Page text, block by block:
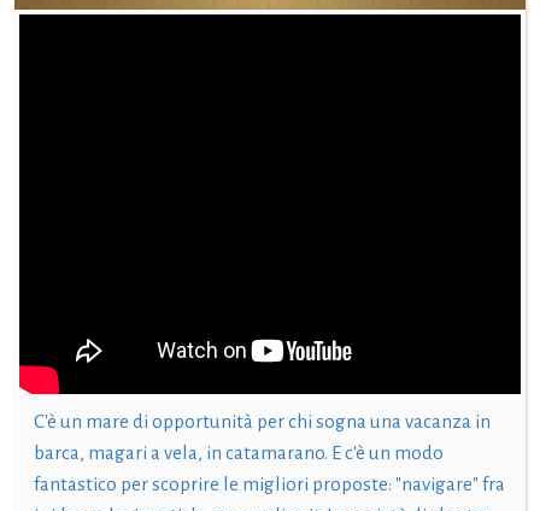
C'è un mare di opportunità per chi sogna una vacanza in
barca, magari a vela, in catamarano. E c'è un modo
fantastico per scoprire le migliori proposte: "navigare" fra